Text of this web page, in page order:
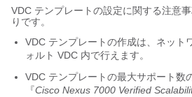
VDC テンプレートの設定に関する注意
りです。
VDC テンプレートの作成は、ネット
ォルト VDC 内で行えます。
VDC テンプレートの最大サポート数
『Cisco Nexus 7000 Verified